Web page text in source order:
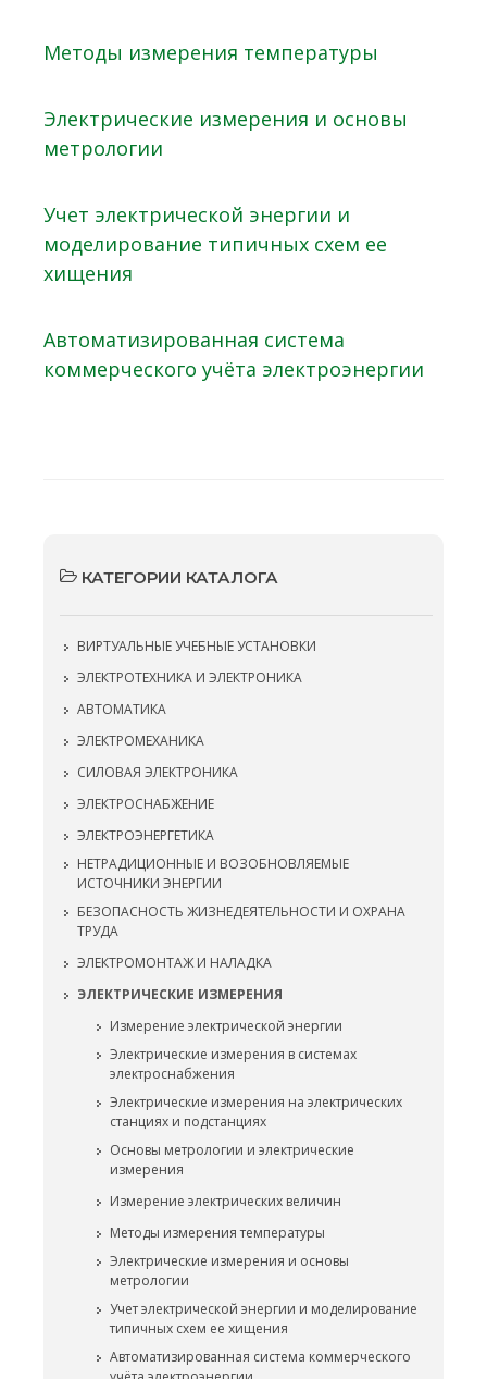
Методы измерения температуры
Электрические измерения и основы
метрологии
Учет электрической энергии и
моделирование типичных схем ее
хищения
Автоматизированная система
коммерческого учёта электроэнергии
КАТЕГОРИИ КАТАЛОГА
ВИРТУАЛЬНЫЕ УЧЕБНЫЕ УСТАНОВКИ
ЭЛЕКТРОТЕХНИКА И ЭЛЕКТРОНИКА
АВТОМАТИКА
ЭЛЕКТРОМЕХАНИКА
СИЛОВАЯ ЭЛЕКТРОНИКА
ЭЛЕКТРОСНАБЖЕНИЕ
ЭЛЕКТРОЭНЕРГЕТИКА
НЕТРАДИЦИОННЫЕ И ВОЗОБНОВЛЯЕМЫЕ
ИСТОЧНИКИ ЭНЕРГИИ
БЕЗОПАСНОСТЬ ЖИЗНЕДЕЯТЕЛЬНОСТИ И ОХРАНА
ТРУДА
ЭЛЕКТРОМОНТАЖ И НАЛАДКА
ЭЛЕКТРИЧЕСКИЕ ИЗМЕРЕНИЯ
Измерение электрической энергии
Электрические измерения в системах
электроснабжения
Электрические измерения на электрических
станциях и подстанциях
Основы метрологии и электрические
измерения
Измерение электрических величин
Методы измерения температуры
Электрические измерения и основы
метрологии
Учет электрической энергии и моделирование
типичных схем ее хищения
Автоматизированная система коммерческого